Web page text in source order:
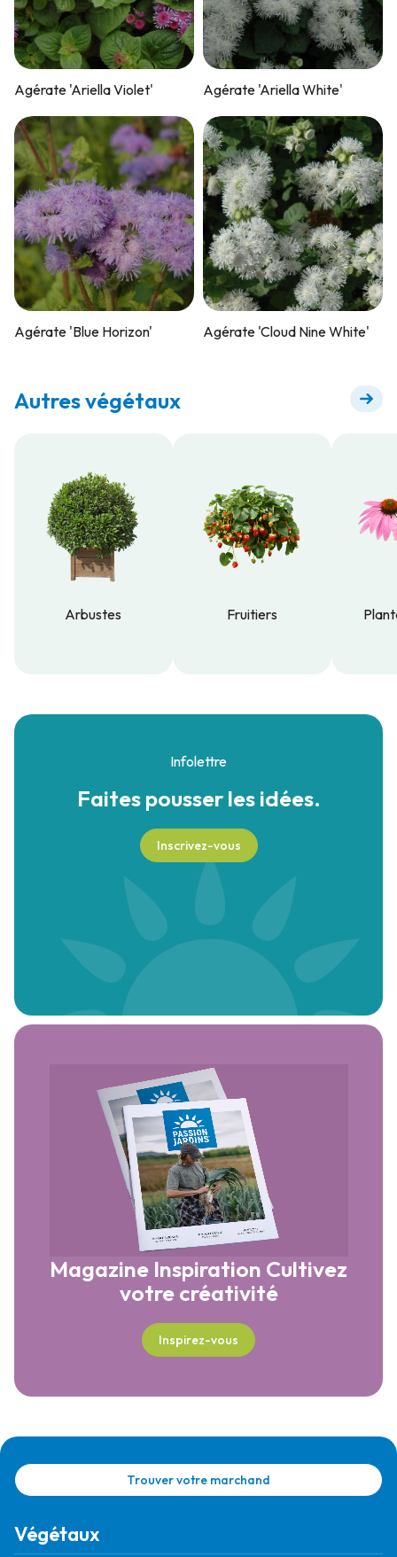
Agérate 'Ariella Violet' Agérate 'Ariella White'
Agérate 'Blue Horizon' Agérate 'Cloud Nine White'
Autres végétaux
Arbustes
Fruitiers
Infolettre
Faites pousserles idées.
Inscrivez-vous
Magazine Inspiration Cultivez
votre créativité
Inspirez-vous
Trouver votre marchand
Végétaux